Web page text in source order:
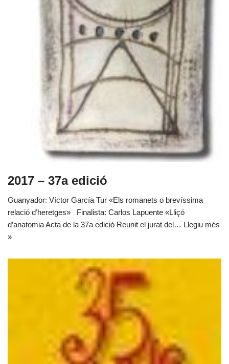
2017 – 37a edició
Guanyador: Víctor García Tur «Els romanets o brevíssima
relació d’heretges» Finalista: Carlos Lapuente «Lliçó
d’anatomia Acta de la 37a edició Reunit el jurat del… Llegiu més
»